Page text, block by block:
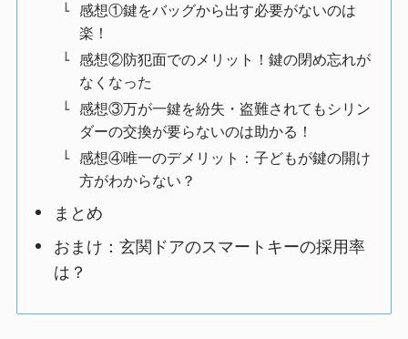
感想①鍵をバッグから出す必要がないのは
楽！
感想②防犯面でのメリット！鍵の閉め忘れが
なくなった
感想③万が一鍵を紛失・盗難されてもシリン
ダーの交換が要らないのは助かる！
感想④唯一のデメリット：子どもが鍵の開け
方がわからない？
まとめ
おまけ：玄関ドアのスマートキーの採用率
は？